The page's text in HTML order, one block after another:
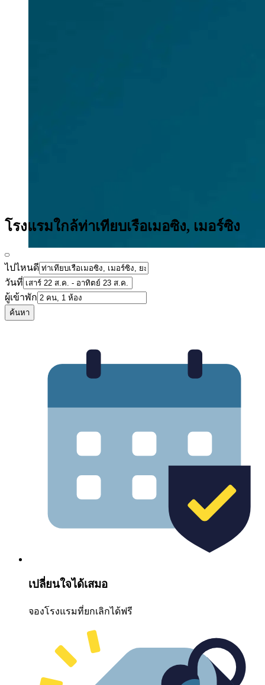
โรงแรมใกล้ท่าเทียบเรือเมอซิง, เมอร์ซิง
ไปไหนดี
วันที่
ผู้เข้าพัก
ค้นหา
เปลี่ยนใจได้เสมอ
จองโรงแรมที่ยกเลิกได้ฟรี